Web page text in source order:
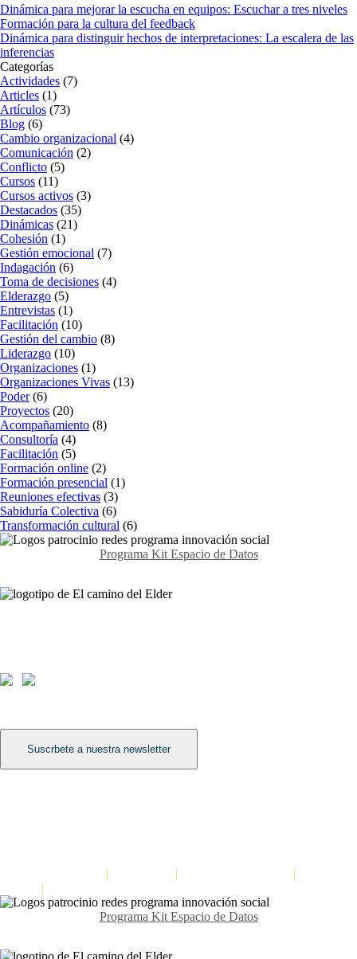
Dinámica para mejorar la escucha en equipos: Escuchar a tres niveles
Formación para la cultura del feedback
Dinámica para distinguir hechos de interpretaciones: La escalera de las
inferencias
Categorías
Actividades (7)
Articles (1)
Artículos (73)
Blog (6)
Cambio organizacional (4)
Comunicación (2)
Conflicto (5)
Cursos (11)
Cursos activos (3)
Destacados (35)
Dinámicas (21)
Cohesión (1)
Gestión emocional (7)
Indagación (6)
Toma de decisiones (4)
Elderazgo (5)
Entrevistas (1)
Facilitación (10)
Gestión del cambio (8)
Liderazgo (10)
Organizaciones (1)
Organizaciones Vivas (13)
Poder(6)
Proyectos (20)
Acompañamiento (8)
Consultoría (4)
Facilitación (5)
Formación online (2)
Formación presencial (1)
Reuniones efectivas (3)
Sabiduría Colectiva (6)
Transformación cultural (6)
Programa Kit Espacio de Datos
Suscrbete a nuestra newsletter
| | |
|
Programa Kit Espacio de Datos